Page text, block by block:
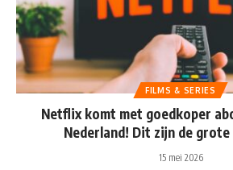
FILMS & SERIES
Netflix komt met goedkoper
Nederland! Dit zijn de
15 mei 2026